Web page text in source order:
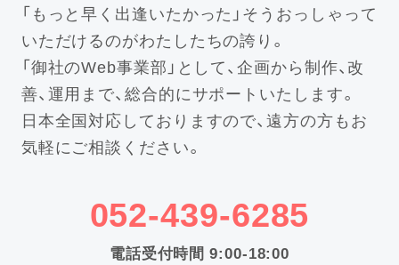
「もっと早く出逢いたかった」そうおっしゃって
いただけるのがわたしたちの誇り。
「御社のWeb事業部」として、企画から制作、改
善、運用まで、総合的にサポートいたします。
日本全国対応しておりますので、遠方の方もお
気軽にご相談ください。
052-439-6285
電話受付時間 9:00-18:00